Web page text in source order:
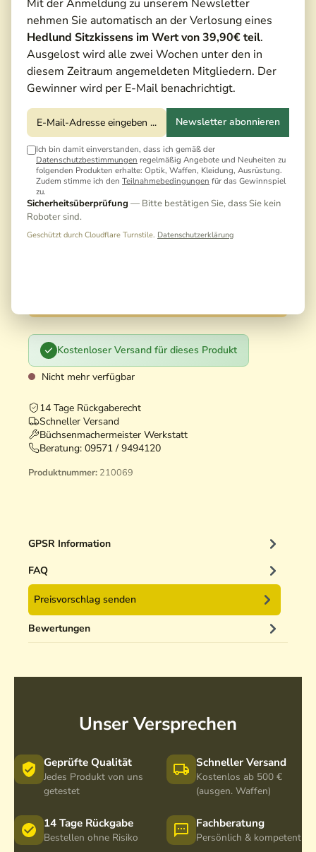
Mit der Anmeldung zu unserem Newsletter
nehmen Sie automatisch an der Verlosung eines
Hedlund Sitzkissens im Wert von 39,90€ teil.
Ausgelost wird alle zwei Wochen unter den in
diesem Zeitraum angemeldeten Mitgliedern. Der
Gewinner wird per E-Mail benachrichtigt.
Newsletter abonnieren
Ich bin damit einverstanden, dass ich gemäß der
Datenschutzbestimmungen regelmäßig Angebote und Neuheiten zu
folgenden Produkten erhalte: Optik, Waffen, Kleidung, Ausrüstung.
Zudem stimme ich den Teilnahmebedingungen für das Gewinnspiel
zu.
Sicherheitsüberprüfung — Bitte bestätigen Sie, dass Sie kein
Roboter sind.
Geschützt durch Cloudflare Turnstile. Datenschutzerklärung
1.450,00 €* 1.549,00 €*(6,39% gespart)
Preise inkl. MwSt. zzgl. Versandkosten
Noch keine Bewertungen · Erste Bewertung
Kostenloser Versand für dieses Produkt
Nicht mehr verfügbar
14 Tage Rückgaberecht
Schneller Versand
Büchsenmachermeister Werkstatt
Beratung: 09571 / 9494120
Produktnummer: 210069
GPSR Information
FAQ
Preisvorschlag senden
Bewertungen
Unser Versprechen
Geprüfte Qualität
Jedes Produkt von uns
getestet
Schneller Versand
Kostenlos ab 500 €
(ausgen. Waffen)
14 Tage Rückgabe
Bestellen ohne Risiko
Fachberatung
Persönlich & kompetent